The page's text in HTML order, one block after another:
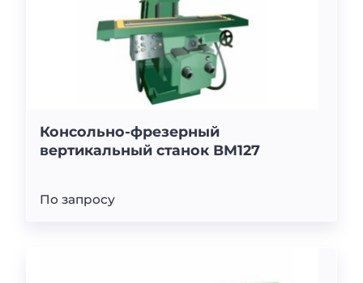
Консольно-фрезерный
вертикальный станок ВМ127
По запросу